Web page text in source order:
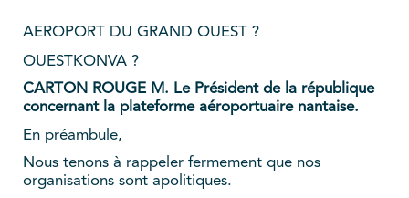
AEROPORT DU GRAND OUEST ?
OUESTKONVA ?
CARTON ROUGE M. Le Président de la république
concernant la plateforme aéroportuaire nantaise.
En préambule,
Nous tenons à rappeler fermement que nos
organisations sont apolitiques.